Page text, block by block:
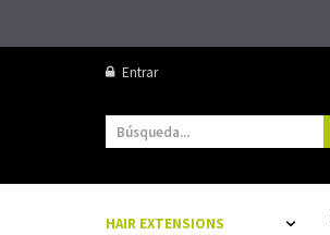
Entrar
HAIR EXTENSIONS